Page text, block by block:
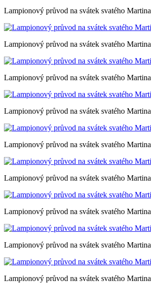
Lampionový průvod na svátek svatého Martina
Lampionový průvod na svátek svatého Martina
Lampionový průvod na svátek svatého Martina
Lampionový průvod na svátek svatého Martina
Lampionový průvod na svátek svatého Martina
Lampionový průvod na svátek svatého Martina
Lampionový průvod na svátek svatého Martina
Lampionový průvod na svátek svatého Martina
Lampionový průvod na svátek svatého Martina